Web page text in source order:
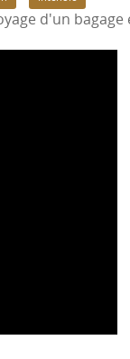
d'un bagage